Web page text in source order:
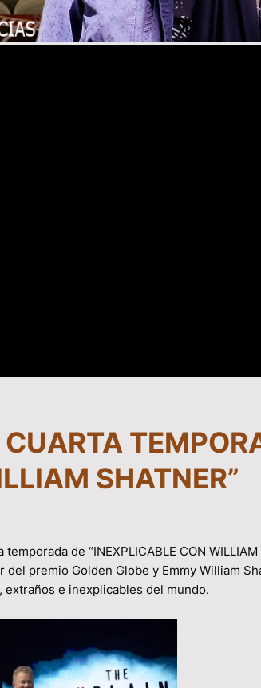
SHATNER”
de “INEXPLICABLE CON WILLIAM
premio Golden Globe y Emmy William
e inexplicables del mundo.